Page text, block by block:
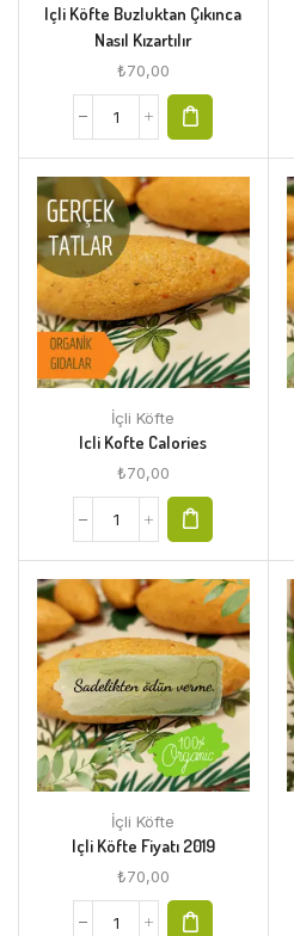
Içli Köfte Buzluktan Çıkınca
Nasıl Kızartılır
₺70,00
İçli Köfte
Icli Kofte Calories
₺70,00
İçli Köfte
Içli Köfte Fiyatı 2019
₺70,00